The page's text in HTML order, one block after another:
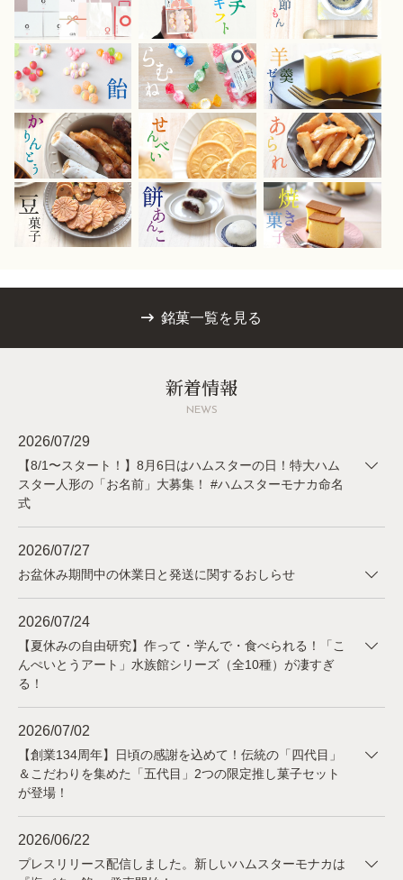
銘菓一覧を見る
新着情報
NEWS
2026/07/29
【8/1〜スタート！】8月6日はハムスターの日！特大ハム
スター人形の「お名前」大募集！ #ハムスターモナカ命名
式
2026/07/27
お盆休み期間中の休業日と発送に関するおしらせ
2026/07/24
【夏休みの自由研究】作って・学んで・食べられる！「こ
んぺいとうアート」水族館シリーズ（全10種）が凄すぎ
る！
2026/07/02
【創業134周年】日頃の感謝を込めて！伝統の「四代目」
＆こだわりを集めた「五代目」2つの限定推し菓子セット
が登場！
2026/06/22
プレスリリース配信しました。新しいハムスターモナカは